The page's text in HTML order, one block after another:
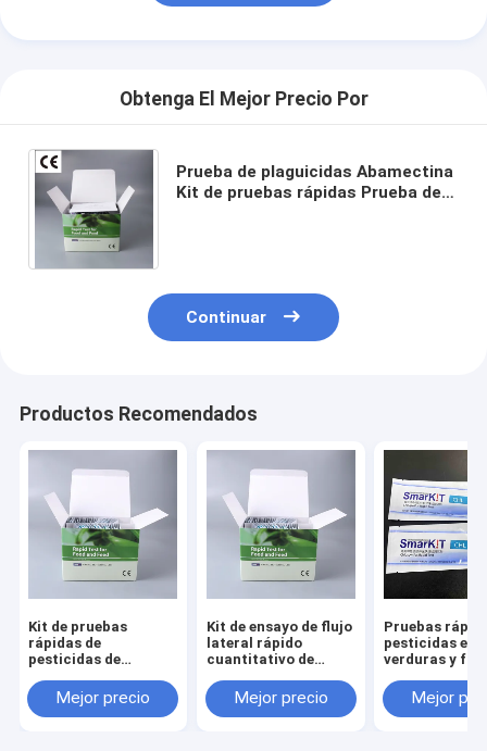
Obtenga El Mejor Precio Por
Prueba de plaguicidas Abamectina
Kit de pruebas rápidas Prueba de
Continuar
Productos Recomendados
Kit de pruebas
rápidas de
pesticidas de
carbamato
piretroides
Mejor precio
Kit de ensayo de flujo
lateral rápido
cuantitativo de
diagnóstico rápido
de plaguicidas
Mejor precio
Pruebas
pesticidas en
verduras y
Mejor